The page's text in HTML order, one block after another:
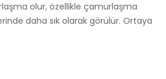
olur, özellikle çamurlaşma
daha sık olarak görülür. Ortaya